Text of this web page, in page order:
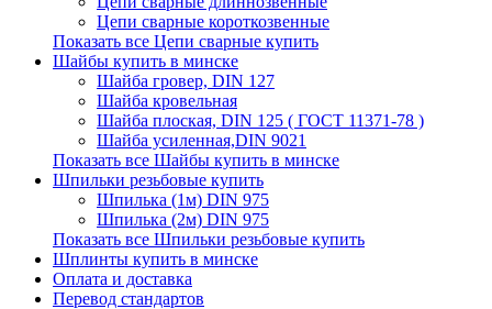
Цепи сварные короткозвенные
Показать все Цепи сварные купить
Шайбы купить в минске
Шайба гровер, DIN 127
Шайба кровельная
Шайба плоская, DIN 125 ( ГОСТ 11371-78 )
Шайба усиленная,DIN 9021
Показать все Шайбы купить в минске
Шпильки резьбовые купить
Шпилька (1м) DIN 975
Шпилька (2м) DIN 975
Показать все Шпильки резьбовые купить
Шплинты купить в минске
Оплата и доставка
Перевод стандартов